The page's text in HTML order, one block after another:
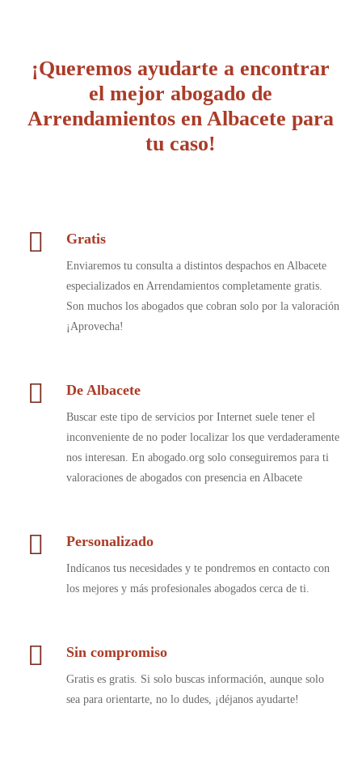
¡Queremos ayudarte a encontrar
el mejor abogado de
Arrendamientos en Albacete para
tu caso!
Gratis
Enviaremos tu consulta a distintos despachos en Albacete
especializados en Arrendamientos completamente gratis.
Son muchos los abogados que cobran solo por la valoración
¡Aprovecha!
De Albacete
Buscar este tipo de servicios por Internet suele tener el
inconveniente de no poder localizar los que verdaderamente
nos interesan. En abogado.org solo conseguiremos para ti
valoraciones de abogados con presencia en Albacete
Personalizado
Indícanos tus necesidades y te pondremos en contacto con
los mejores y más profesionales abogados cerca de ti.
Sin compromiso
Gratis es gratis. Si solo buscas información, aunque solo
sea para orientarte, no lo dudes, ¡déjanos ayudarte!